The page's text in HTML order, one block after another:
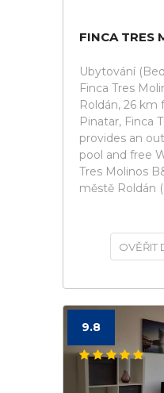
FINCA TRES
Ubytování
Finca Tres
Roldán, 26 km
Pinatar, Finca
provides an
pool and free
Tres Molinos
městě Roldán
OVĚŘIT
9.8